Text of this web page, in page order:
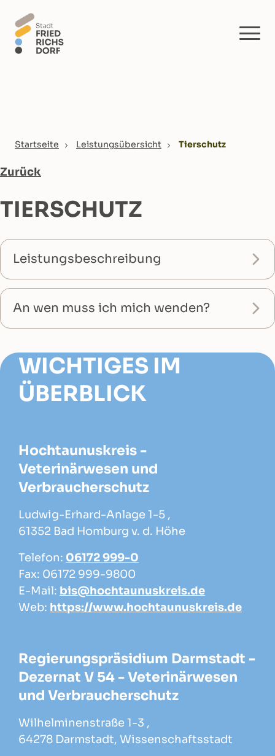
You are here:
Startseite Leistungsübersicht Tierschutz
Zurück
TIERSCHUTZ
Leistungsbeschreibung
An wen muss ich mich wenden?
WICHTIGES IM
ÜBERBLICK
Hochtaunuskreis -
Veterinärwesen und
Verbraucherschutz
Ludwig-Erhard-Anlage 1-5 ,
61352 Bad Homburg v. d. Höhe
Telefon: 06172 999-0
Fax: 06172 999-9800
E-Mail: bis@hochtaunuskreis.de
Web: https://www.hochtaunuskreis.de
Regierungspräsidium Darmstadt -
Dezernat V 54 - Veterinärwesen
und Verbraucherschutz
Wilhelminenstraße 1-3 ,
64278 Darmstadt, Wissenschaftsstadt